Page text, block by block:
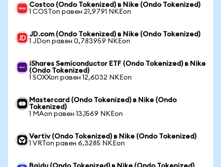
Costco (Ondo Tokenized) в Nike (Ondo Tokenized)
1 COSTon равен 21,9791 NKEon
JD.com (Ondo Tokenized) в Nike (Ondo Tokenized)
1 JDon равен 0,783959 NKEon
iShares Semiconductor ETF (Ondo Tokenized) в Nike
(Ondo Tokenized)
1 SOXXon равен 12,6032 NKEon
Mastercard (Ondo Tokenized) в Nike (Ondo
Tokenized)
1 MAon равен 13,1569 NKEon
Vertiv (Ondo Tokenized) в Nike (Ondo Tokenized)
1 VRTon равен 6,3285 NKEon